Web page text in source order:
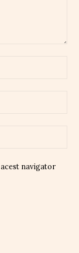
navigator